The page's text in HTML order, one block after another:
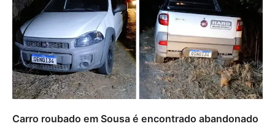
Carro roubado em Sousa é encontrado abandonado